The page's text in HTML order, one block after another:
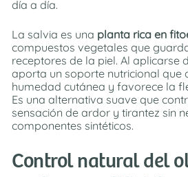
día a día.
La salvia es una planta rica en
compuestos vegetales que
receptores de la piel. Al aplicarse
aporta un soporte nutricional que
humedad cutánea y favorece la
Es una alternativa suave que
sensación de ardor y tirantez sin
componentes sintéticos.
Control natural del